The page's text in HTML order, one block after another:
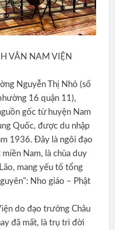
VÂN NAM VIỆN
Nguyễn Thị Nhỏ (số
16 quận 11),
gốc từ huyện Nam
Quốc, được du nhập
1936. Đây là ngôi đạo
Nam, là chùa duy
mang yếu tố tổng
Nho giáo – Phật
do đạo trưởng Châu
đã mất, là trụ trì đời